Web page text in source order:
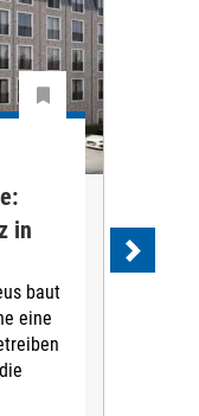
in
baut
eine